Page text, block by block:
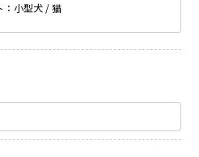
：小型犬 / 猫